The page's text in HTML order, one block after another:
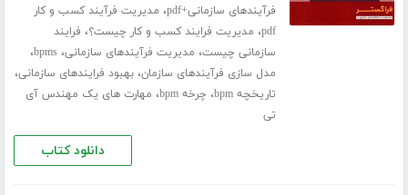
فرآیندهای سازمانی+pdf
، مدیریت فرآیند کسب و کار
pdf، مدیریت فرایند کسب و کار چیست؟، فرایند
سازمانی چیست، مدیریت فرآیندهای سازمانی،bpms،
مدل سازی فرآیندهای سازمان،بهبود فرایندهای سازمانی،
تاریخچه bpm ، چرخه bpm ، مهارت های یک مهندس آی
تی
دانلود کتاب